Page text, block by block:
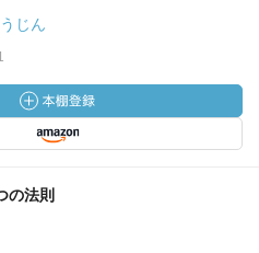
じん
の法則